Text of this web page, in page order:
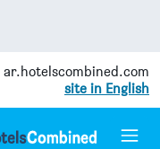
ar.hotelscombined.com
site in English